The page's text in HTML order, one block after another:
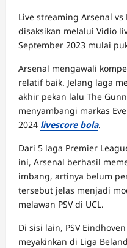
Live streaming Arsenal vs
disaksikan melalui Vidio
September 2023 mulai
Arsenal mengawali
relatif baik. Jelang laga
akhir pekan lalu The
menyambangi markas
2024 livescore bola.
Dari 5 laga Premier
ini, Arsenal berhasil
imbang, artinya belum
tersebut jelas menjadi
melawan PSV di UCL.
Di sisi lain, PSV
meyakinkan di Liga